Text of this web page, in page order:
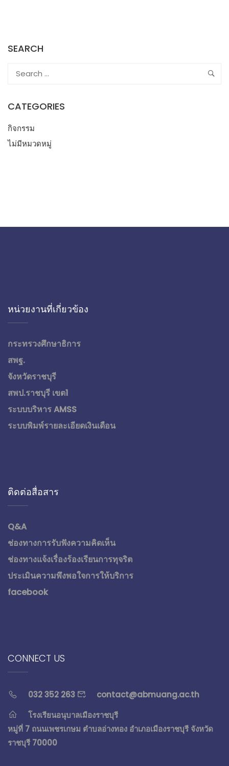
SEARCH
CATEGORIES
กิจกรรม
ไม่มีหมวดหมู่
หน่วยงานที่เกี่ยวข้อง
กระทรวงศึกษาธิการ
สพฐ.
จังหวัดราชบุรี
สพป.ราชบุรี เขต1
ระบบบริหาร AMSS
ระบบพิมพ์รายละเอียดเงินเดือน
ติดต่อสื่อสาร
Q&A
ช่องทางการรับฟังความคิดเห็น
ช่องทางแจ้งเรื่องร้องเรียนการทุจริต
ประเมินความพึงพอใจการให้บริการ
facebook
CONNECT US
032 352 263
contact@abmuang.ac.th
โรงเรียนอนุบาลเมืองราชบุรี
หมู่ที่ 7 ถนนเพชรเกษม ตำบลอ่างทอง อำเภอเมืองราชบุรี จังหวัด
ราชบุรี 70000